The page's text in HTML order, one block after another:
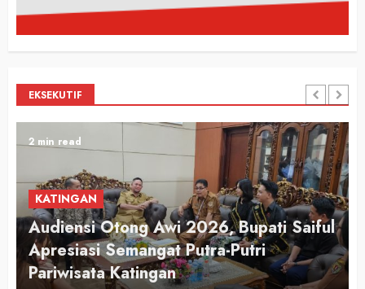
EKSEKUTIF
2 min read
KATINGAN
Audiensi Otong Awi 2026, Bupati Saiful
Apresiasi Semangat Putra-Putri
Pariwisata Katingan